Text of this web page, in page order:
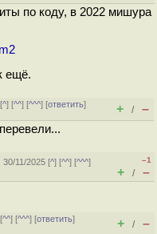
по коду, в 2022 мишура
ещё.
^] [^^] [^^^] [ответить]
+ / –
30/11/2025 [^] [^^] [^^^]
–1
+ / –
^^] [^^^] [ответить]
+ / –